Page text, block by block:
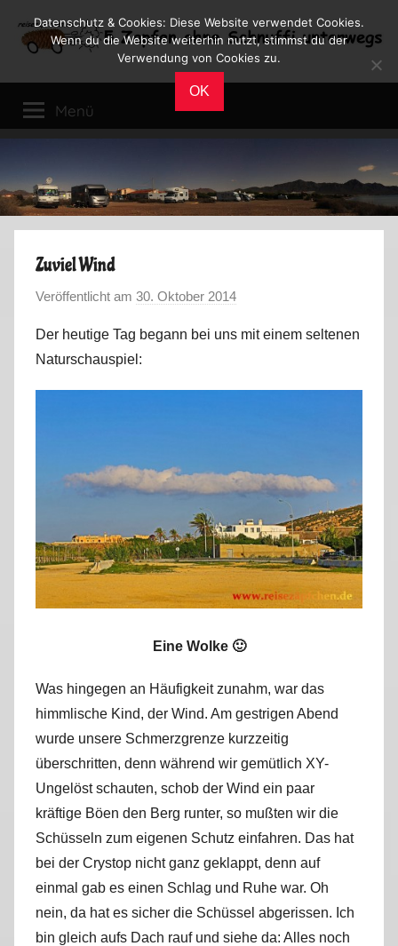
Inhalt
Reiseblog
Leben
im
Menü
Zuviel Wind
Veröffentlicht am 30. Oktober 2014
n
a
s
Der heutige Tag begann bei uns mit einem seltenen
Naturschauspiel:
Eine Wolke 🙂
Was hingegen an Häufigkeit zunahm, war das
himmlische Kind, der Wind. Am gestrigen Abend
wurde unsere Schmerzgrenze kurzzeitig
überschritten, denn während wir gemütlich XY-
Ungelöst schauten, schob der Wind ein paar
kräftige Böen den Berg runter, so mußten wir die
Schüsseln zum eigenen Schutz einfahren. Das hat
bei der Crystop nicht ganz geklappt, denn auf
einmal gab es einen Schlag und Ruhe war. Oh
nein, da hat es sicher die Schüssel abgerissen. Ich
bin gleich aufs Dach rauf und siehe da: Alles noch
Datenschutz & Cookies: Diese Website verwendet Cookies.
Wenn du die Website weiterhin nutzt, stimmst du der
Verwendung von Cookies zu.
OK